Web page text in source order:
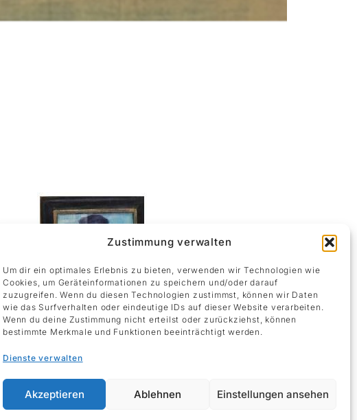
Zustimmung verwalten
Um dir ein optimales Erlebnis zu bieten, verwenden wir Technologien wie
Cookies, um Geräteinformationen zu speichern und/oder darauf
zuzugreifen. Wenn du diesen Technologien zustimmst, können wir Daten
wie das Surfverhalten oder eindeutige IDs auf dieser Website verarbeiten.
Wenn du deine Zustimmung nicht erteilst oder zurückziehst, können
bestimmte Merkmale und Funktionen beeinträchtigt werden.
Dienste verwalten
Akzeptieren Ablehnen Einstellungen ansehen